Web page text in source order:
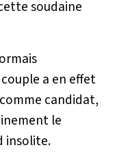
soudaine
a en effet
candidat,
le
insolite.